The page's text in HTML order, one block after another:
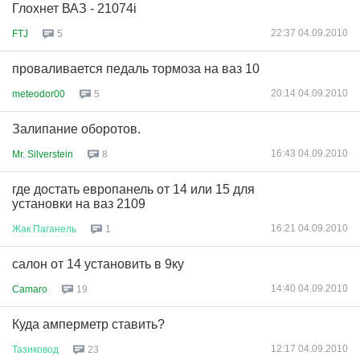
Глохнет ВАЗ - 21074i
FTJ 5 22:37 04.09.2010
проваливается педаль тормоза на ваз 10
meteodor00 5 20:14 04.09.2010
Залипание оборотов.
Mr. Silverstein 8 16:43 04.09.2010
где достать европанель от 14 или 15 для
установки на ваз 2109
Жак Паганель 1 16:21 04.09.2010
салон от 14 установить в 9ку
Camaro 19 14:40 04.09.2010
Куда амперметр ставить?
Тазиковод 23 12:17 04.09.2010